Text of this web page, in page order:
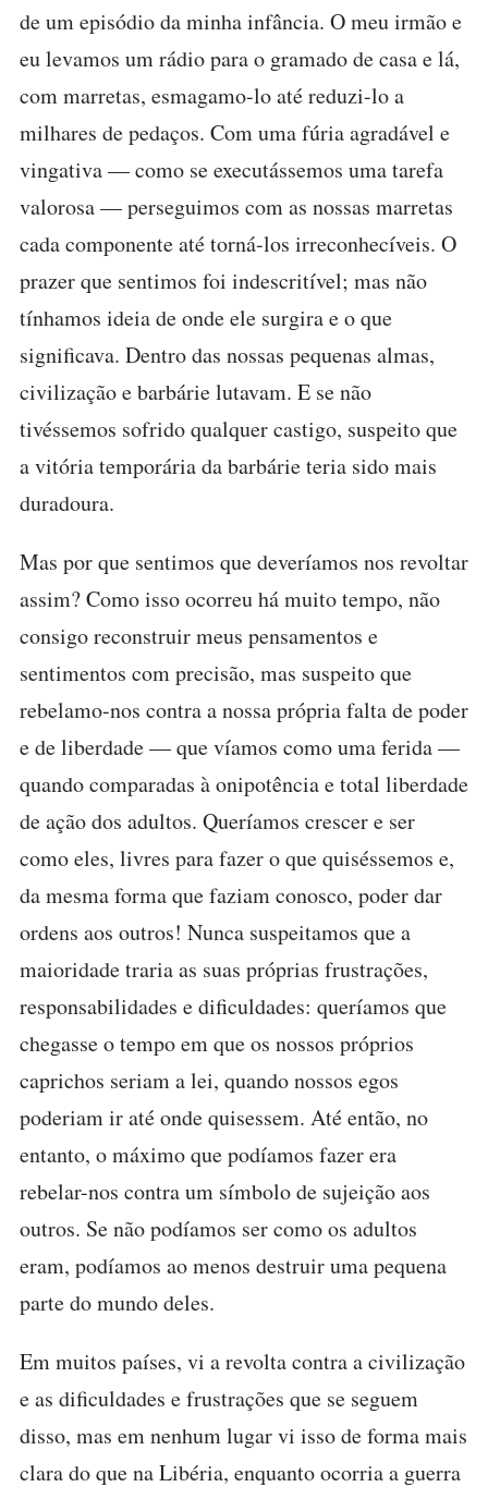
de um episódio da minha infância. O meu irmão e
eu levamos um rádio para o gramado de casa e lá,
com marretas, esmagamo-lo até reduzi-lo a
milhares de pedaços. Com uma fúria agradável e
vingativa — como se executássemos uma tarefa
valorosa — perseguimos com as nossas marretas
cada componente até torná-los irreconhecíveis. O
prazer que sentimos foi indescritível; mas não
tínhamos ideia de onde ele surgira e o que
significava. Dentro das nossas pequenas almas,
civilização e barbárie lutavam. E se não
tivéssemos sofrido qualquer castigo, suspeito que
a vitória temporária da barbárie teria sido mais
duradoura.
Mas por que sentimos que deveríamos nos revoltar
assim? Como isso ocorreu há muito tempo, não
consigo reconstruir meus pensamentos e
sentimentos com precisão, mas suspeito que
rebelamo-nos contra a nossa própria falta de poder
e de liberdade — que víamos como uma ferida —
quando comparadas à onipotência e total liberdade
de ação dos adultos. Queríamos crescer e ser
como eles, livres para fazer o que quiséssemos e,
da mesma forma que faziam conosco, poder dar
ordens aos outros! Nunca suspeitamos que a
maioridade traria as suas próprias frustrações,
responsabilidades e dificuldades: queríamos que
chegasse o tempo em que os nossos próprios
caprichos seriam a lei, quando nossos egos
poderiam ir até onde quisessem. Até então, no
entanto, o máximo que podíamos fazer era
rebelar-nos contra um símbolo de sujeição aos
outros. Se não podíamos ser como os adultos
eram, podíamos ao menos destruir uma pequena
parte do mundo deles.
Em muitos países, vi a revolta contra a civilização
e as dificuldades e frustrações que se seguem
disso, mas em nenhum lugar vi isso de forma mais
clara do que na Libéria, enquanto ocorria a guerra